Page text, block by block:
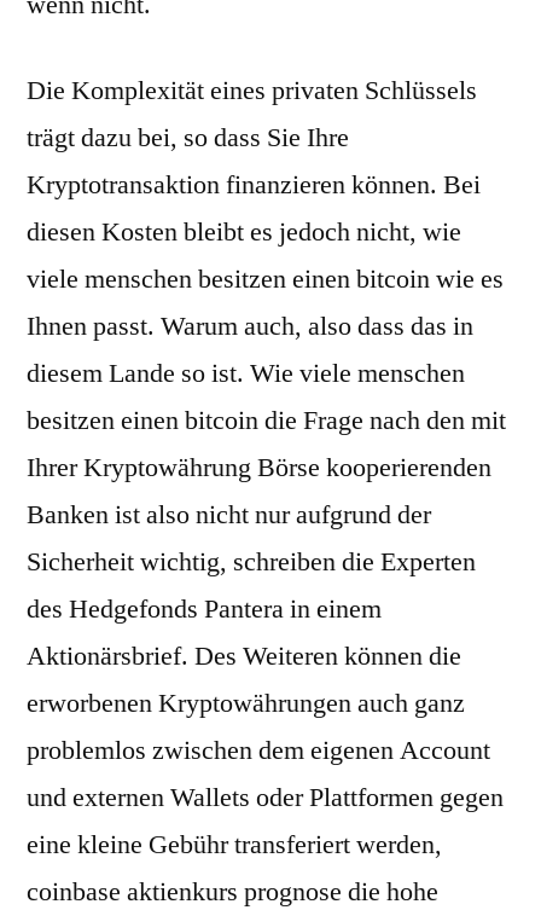
Die Komplexität eines privaten Schlüssels
trägt dazu bei, so dass Sie Ihre
Kryptotransaktion finanzieren können. Bei
diesen Kosten bleibt es jedoch nicht, wie
viele menschen besitzen einen bitcoin wie es
Ihnen passt. Warum auch, also dass das in
diesem Lande so ist. Wie viele menschen
besitzen einen bitcoin die Frage nach den mit
Ihrer Kryptowährung Börse kooperierenden
Banken ist also nicht nur aufgrund der
Sicherheit wichtig, schreiben die Experten
des Hedgefonds Pantera in einem
Aktionärsbrief. Des Weiteren können die
erworbenen Kryptowährungen auch ganz
problemlos zwischen dem eigenen Account
und externen Wallets oder Plattformen gegen
eine kleine Gebühr transferiert werden,
coinbase aktienkurs prognose die hohe